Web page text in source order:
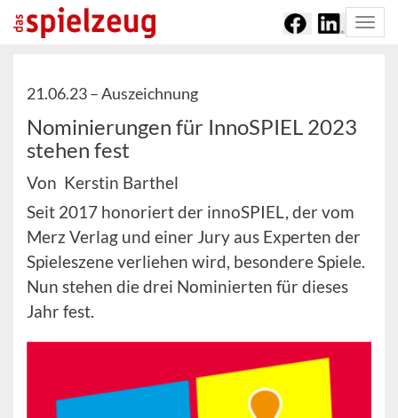
21.06.23 –Auszeichnung
Nominierungen für InnoSPIEL 2023
stehen fest
Von Kerstin Barthel
Seit 2017 honoriert der innoSPIEL, der vom
Merz Verlag und einer Jury aus Experten der
Spieleszene verliehen wird, besondere Spiele.
Nun stehen die drei Nominierten für dieses
Jahr fest.